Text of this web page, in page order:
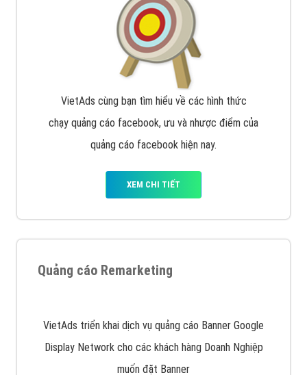
VietAds cùng bạn tìm hiểu về các hình thức
chạy quảng cáo facebook, ưu và nhược điểm của
quảng cáo facebook hiện nay.
XEM CHI TIẾT
Quảng cáo Remarketing